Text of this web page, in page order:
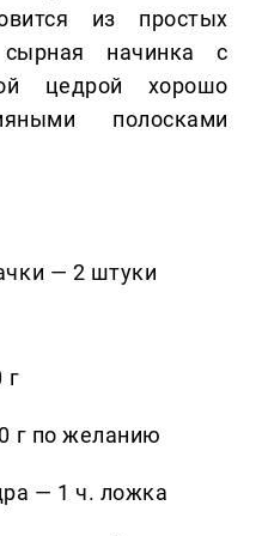
из простых
начинка с
цедрой хорошо
полосками
— 2 штуки
г
г по желанию
— 1 ч. ложка